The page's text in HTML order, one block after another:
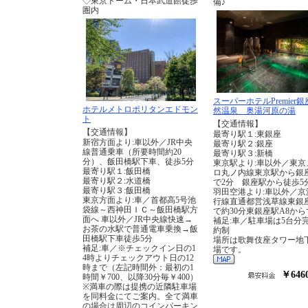
圏内
ホテルメトロポリタンエドモン
ト
【交通情報】
新宿方面より:車以外／JR中央
線普通乗車（所要時間約20
分）、飯田橋駅下車、徒歩5分
最寄り駅１:飯田橋
最寄り駅２:水道橋
最寄り駅３:飯田橋
東京方面より:車／首都高5号池
袋線～西神田ＩＣ～飯田橋駅方
面へ 車以外／JR中央線快速→
お茶の水駅で普通電車乗換→飯
田橋駅下車徒歩5分
補足:車／※チェックイン日の1
4時よりチェックアウト日の12
時まで（左記時間外：最初の1
時間￥700、以降30分毎￥400）
※満車の際は提携の近隣駐車場
を同料金にてご案内。全て満車
の場合は周辺のコインパーキン
備♪
スーパーホテルPremier
然温泉 奥湯河原の湯
【交通情報】
最寄り駅１:東銀座
最寄り駅２:銀座
最寄り駅３:新橋
東京駅より:車以外／東京
ロ丸ノ内線東京駅から銀
で2分 銀座駅から徒歩5
羽田空港より:車以外／京
行線直通都営浅草線東銀
で約30分東銀座駅A8から
補足:車／駐車場は5台分
約制
場所は歌舞伎座タワー地
場です。
￥